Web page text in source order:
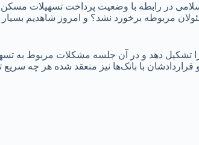
در رابطه با وضعیت پرداخت تسهیلات
مربوطه برخورد نشد؟ و امروز شاهدیم
تشکیل دهد و در آن جلسه مشکلات مربوط به
با بانک‌ها نیز منعقد شده هر چه سریع